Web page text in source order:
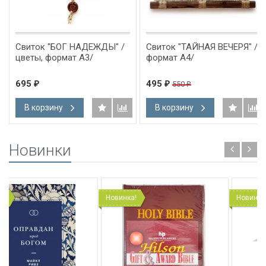
Свиток "БОГ НАДЕЖДЫ" /
цветы, формат А3/
695 ₽
В корзину
Свиток "ТАЙНАЯ ВЕЧЕРЯ" /
формат А4/
495 ₽ 550₽
В корзину
Новинки
Новинка!